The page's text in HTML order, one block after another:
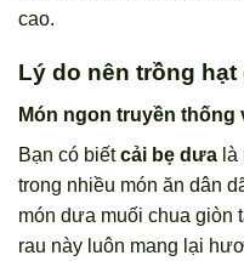
cao.
Lý do nên trồng
Món ngon truyền
Bạn có biếtcải bẹ dưa
trong nhiều món ăn dân
món dưa muối chua giòn
rau này luôn mang lại